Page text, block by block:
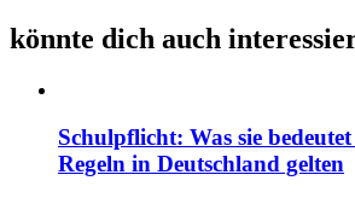
könnte dich auch
Schulpflicht: Was sie
Regeln in Deutschland gelten